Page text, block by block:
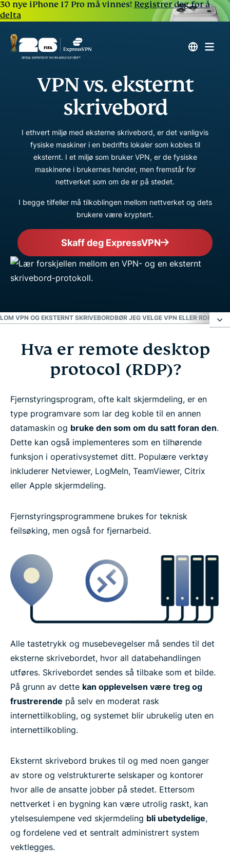
30 nye iPhone 17 Pro må vinnes! Registrer deg for å
delta
VPN vs. eksternt
skrivebord
I ethvert miljø med eksterne skrivebord, er det vanligvis
fysiske maskiner i en bedrifts lokaler som kobles til
eksternt. I et miljø som bruker VPN, er de fysiske
maskinene i brukernes hender, men fremstår for
nettverket som om de er på stedet.
I begge tilfeller må tilkoblingen mellom nettverket og dets
brukere være kryptert.
Skaff deg ExpressVPN
VPN OG EKSTERNT SKRIVEBORDBØR JEG VELGE VPN ELLER RDP?
Hva er remote desktop protocol (RDP)?
Hva er et VPN?
Hovedforskjellene mellom VPN og eksternt
skrivebord
Bør jeg velge VPN eller RDP?
Ofte stilte spørsmål: VPN og eksternt skrivebord
Les mer om å bruke et VPN
Hva er remote desktop
protocol (RDP)?
Fjernstyringsprogram, ofte kalt skjermdeling, er en
type programvare som lar deg koble til en annen
datamaskin og bruke den som om du satt foran den.
Dette kan også implementeres som en tilhørende
funksjon i operativsystemet ditt. Populære verktøy
inkluderer Netviewer, LogMeIn, TeamViewer, Citrix
eller Apple skjermdeling.
Fjernstyringsprogrammene brukes for teknisk
feilsøking, men også for fjernarbeid.
Alle tastetrykk og musebevegelser må sendes til det
eksterne skrivebordet, hvor all databehandlingen
utføres. Skrivebordet sendes så tilbake som et bilde.
På grunn av dette kan opplevelsen være treg og
frustrerende på selv en moderat rask
internettilkobling, og systemet blir ubrukelig uten en
internettilkobling.
Eksternt skrivebord brukes til og med noen ganger
av store og velstrukturerte selskaper og kontorer
hvor alle de ansatte jobber på stedet. Ettersom
nettverket i en bygning kan være utrolig raskt, kan
ytelsesulempene ved skjermdeling bli ubetydelige,
og fordelene ved et sentralt administrert system
vektlegges.